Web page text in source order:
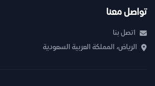
تواصل معنا
اتصل بنا
الرياض، المملكة العربية السعودية